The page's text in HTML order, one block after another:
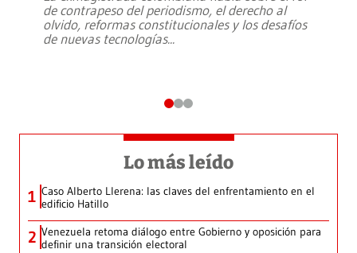
de contrapeso del periodismo, el derecho al
olvido, reformas constitucionales y los desafíos
de nuevas tecnologías...
Lo más leído
1 Caso Alberto Llerena: las claves del enfrentamiento en el
edificio Hatillo
2 Venezuela retoma diálogo entre Gobierno y oposición para
definir una transición electoral